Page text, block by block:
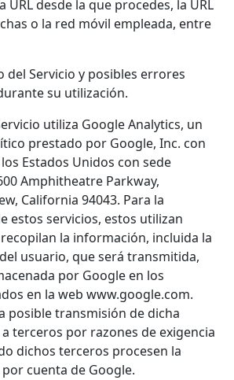
URL desde la que procedes, la URL
o la red móvil empleada, entre
del Servicio y posibles errores
su utilización.
utiliza Google Analytics, un
prestado por Google, Inc. con
Estados Unidos con sede
Amphitheatre Parkway,
California 94043. Para la
estos servicios, estos utilizan
la información, incluida la
usuario, que será transmitida,
por Google en los
en la web www.google.com.
posible transmisión de dicha
terceros por razones de exigencia
dichos terceros procesen la
cuenta de Google.